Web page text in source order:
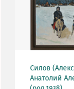
Силов
Анатолий